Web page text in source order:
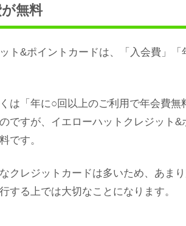
無料
ト&ポイントカードは、「入会費」
は「年に○回以上のご利用で年会費
ですが、イエローハットクレジット
です。
クレジットカードは多いため、あま
する上では大切なことになります。